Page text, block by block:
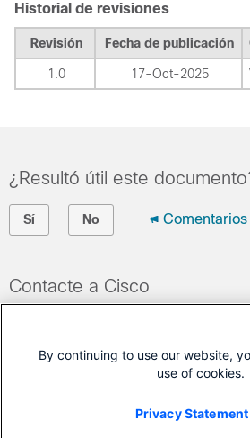
Historial de revisiones
Revisión Fecha de publicación
1.0 17-Oct-2025
¿Resultó útil este
Sí No Comentarios
Contacte a Cisco
(Requiere un
Cisco Service Contract
By continuing to use our website,
use of cookies.
Privacy Statement